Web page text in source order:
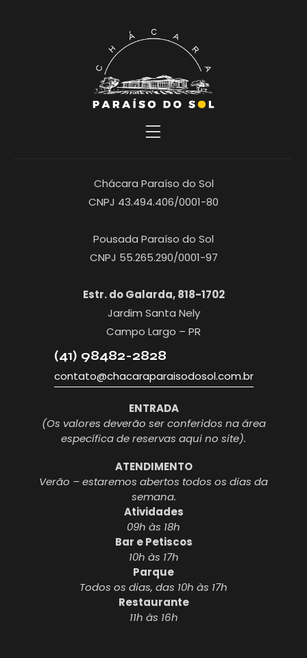
Chácara Paraíso do Sol
CNPJ 43.494.406/0001-80
Pousada Paraíso do Sol
CNPJ 55.265.290/0001-97
Estr. do Galarda, 818-1702
Jardim Santa Nely
Campo Largo – PR
(41) 98482-2828
contato@chacaraparaisodosol.com.br
ENTRADA
(Os valores deverão ser conferidos na área
específica de reservas aqui no site).
ATENDIMENTO
Verão – estaremos abertos todos os dias da
semana.
Atividades
09h às 18h
Bar e Petiscos
10h às 17h
Parque
Todos os dias, das 10h às 17h
Restaurante
11h às 16h